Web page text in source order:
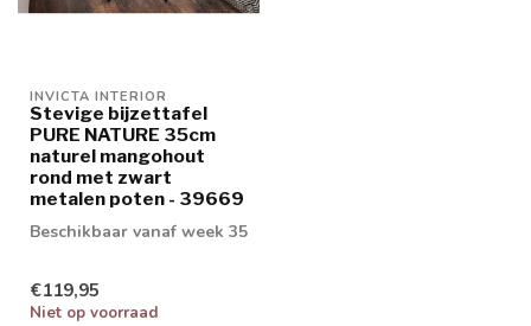
INVICTA INTERIOR
Stevige bijzettafel
PURE NATURE 35cm
naturel mangohout
rond met zwart
metalen poten - 39669
Beschikbaar vanaf week 35
€119,95
Niet op voorraad